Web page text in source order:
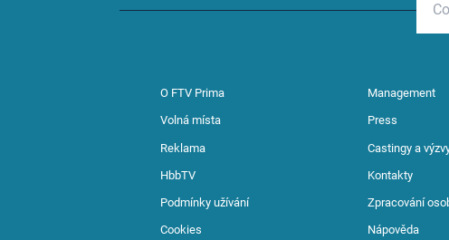
O FTV Prima Management
Volná místa Press
Reklama Castingy a
HbbTV Kontakty
Podmínky užívání Zpracování
Cookies Nápověda